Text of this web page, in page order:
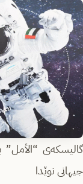
گالیسكەى “الأمل”
جیهانى نوێدا